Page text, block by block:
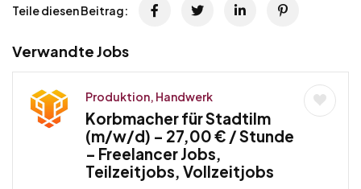
Teile diesen Beitrag:
Verwandte Jobs
Produktion, Handwerk
Korbmacher für Stadtilm
(m/w/d) – 27,00 € / Stunde
– Freelancer Jobs,
Teilzeitjobs, Vollzeitjobs